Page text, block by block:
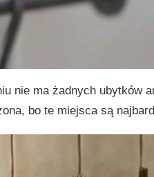
nie ma żadnych ubytków
bo te miejsca są